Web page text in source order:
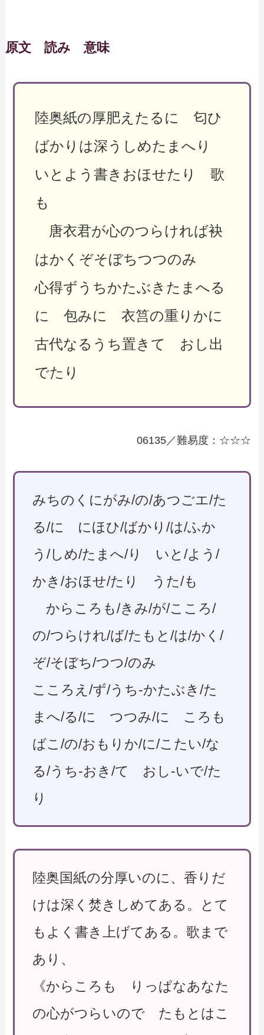
原文 読み 意味
陸奥紙の厚肥えたるに 匂ひ
ばかりは深うしめたまへり
いとよう書きおほせたり 歌
も
唐衣君が心のつらければ袂
はかくぞそぼちつつのみ
心得ずうちかたぶきたまへる
に 包みに 衣筥の重りかに
古代なるうち置きて おし出
でたり
06135／難易度：☆☆☆
みちのくにがみ/の/あつごエ/た
る/に にほひ/ばかり/は/ふか
う/しめ/たまへ/り いと/よう/
かき/おほせ/たり うた/も
からころも/きみ/が/こころ/
の/つらけれ/ば/たもと/は/かく/
ぞ/そぼち/つつ/のみ
こころえ/ず/うち-かたぶき/た
まへ/る/に つつみ/に ころも
ばこ/の/おもりか/に/こたい/な
る/うち-おき/て おし-いで/た
り
陸奥国紙の分厚いのに、香りだ
けは深く焚きしめてある。とて
もよく書き上げてある。歌まで
あり、
《からころも りっぱなあなた
の心がつらいので たもとはこ